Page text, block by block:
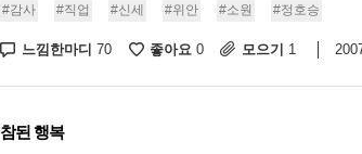
#감사 #직업 #신세 #위안 #소원 #정호승
느낌한마디 70 좋아요 0 모으기 1
참된 행복